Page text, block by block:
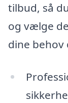
tilbud, så
og vælge
dine behov